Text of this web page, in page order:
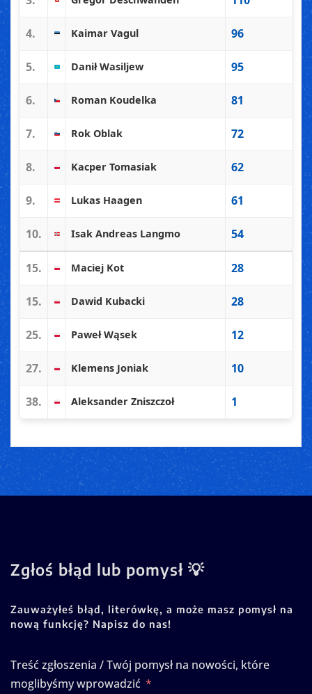
4. Kaimar Vagul 96
5. Danił Wasiljew 95
6. Roman Koudelka 81
7. Rok Oblak 72
8. Kacper Tomasiak 62
9. Lukas Haagen 61
10. Isak Andreas Langmo 54
15. Maciej Kot 28
15. Dawid Kubacki 28
25. Paweł Wąsek 12
27. Klemens Joniak 10
38. Aleksander Zniszczoł 1
Zgłoś błąd lub pomysł 💡
Zauważyłeś błąd, literówkę, a może masz pomysł na
nową funkcję? Napisz do nas!
Treść zgłoszenia / Twój pomysł na nowości, które
moglibyśmy wprowadzić